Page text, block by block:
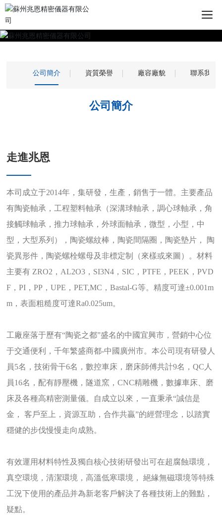
公司簡介 資質榮譽 廠容廠貌 聯系我們
公司簡介
走進兆恩
本司成立于2014年，集研發，生產，銷售于一體。主要產品
有陶瓷軸承，工程塑料軸承（深溝球軸承，調心球軸承，角
接觸球軸承，推力球軸承，外球面軸承，微型，小型，中
型，大型系列），陶瓷螺紋棒，陶瓷間隔圈，陶瓷墊片， 陶
瓷異形件，陶瓷螺栓螺母及非標定制（來樣或來圖）。材料
主要有 ZRO2，AL2O3，SI3N4，SIC，PTFE，PEEK，PVD
F，PI，PP，UPE，PET,MC，Bastal-G等。精度可達±0.001m
m，表面粗糙度可達Ra0.025um。
工廠座落于歷有“陶瓷之都”盛名的中國宜興市，營銷中心位
于交通便利，千年繁盛商都-中國廣州市。本公司現有研發人
員5名，技術骨干6名，數控車床，磨床師傅共計9名，QC人
員16名，配有靜壓機，隧道窯，CNC精雕機，數據車床、磨
床及各種高精密測量儀。自成立以來，一直秉承“誠信是
金， 客戶至上，資源互助，合作共贏”的經營理念，以踏實
穩健的步伐慢慢走向成熟。
有效運用材料特性及獨自核心技術研發出可在超腐蝕環境，
真空環境，清潔環境，高溫低寒環境， 絕緣無磁環境等特殊
工況下使用的產品并為新老客戶解決了各種技術上的難點，
疑點。